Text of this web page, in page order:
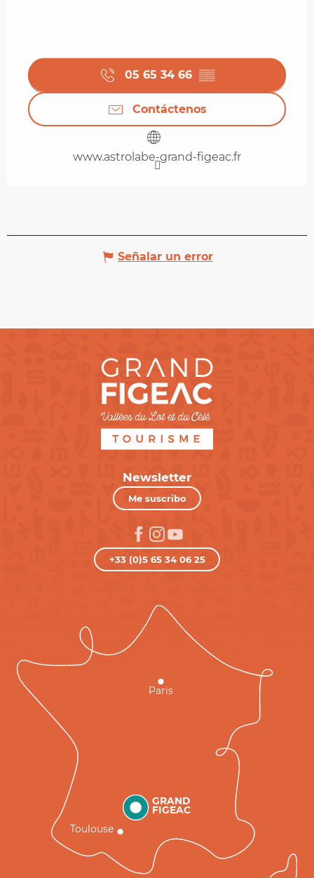
05 65 34 66 ▒▒
Contáctenos
www.astrolabe-grand-figeac.fr
Señalar un error
Newsletter
Me suscribo
+33 (0)5 65 34 06 25
GRAND
FIGEAC
Toulouse
Paris